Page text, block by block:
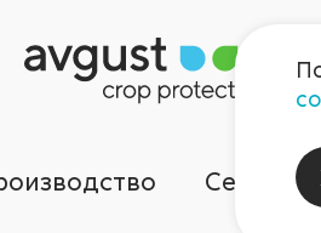
Сервисы